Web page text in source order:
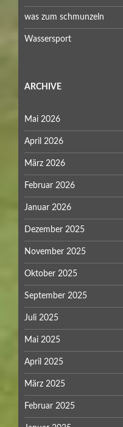
was zum schmunzeln
Wassersport
ARCHIVE
Mai 2026
April 2026
März 2026
Februar 2026
Januar 2026
Dezember 2025
November 2025
Oktober 2025
September 2025
Juli 2025
Mai 2025
April 2025
März 2025
Februar 2025